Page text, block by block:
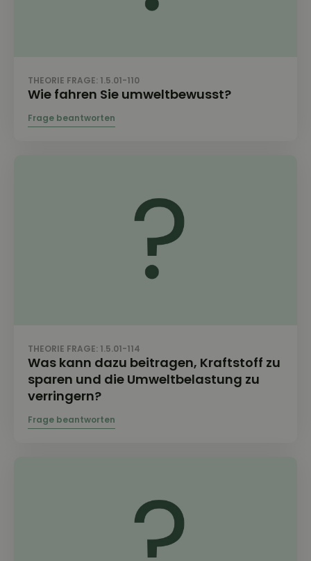
THEORIE FRAGE: 1.5.01-110
Wie fahren Sie umweltbewusst?
THEORIE FRAGE: 1.5.01-114
Was kann dazu beitragen, Kraftstoff zu
sparen und die Umweltbelastung zu
verringern?